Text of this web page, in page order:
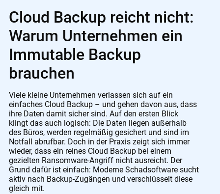
Cloud Backup reicht nicht:
Warum Unternehmen ein
Immutable Backup
brauchen
Viele kleine Unternehmen verlassen sich auf ein
einfaches Cloud Backup – und gehen davon aus, dass
ihre Daten damit sicher sind. Auf den ersten Blick
klingt das auch logisch: Die Daten liegen außerhalb
des Büros, werden regelmäßig gesichert und sind im
Notfall abrufbar. Doch in der Praxis zeigt sich immer
wieder, dass ein reines Cloud Backup bei einem
gezielten Ransomware-Angriff nicht ausreicht. Der
Grund dafür ist einfach: Moderne Schadsoftware sucht
aktiv nach Backup-Zugängen und verschlüsselt diese
gleich mit.